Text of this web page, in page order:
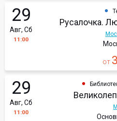
29
Авг, Сб
11:00
Русалочка.
от
29
Авг, Сб
11:00